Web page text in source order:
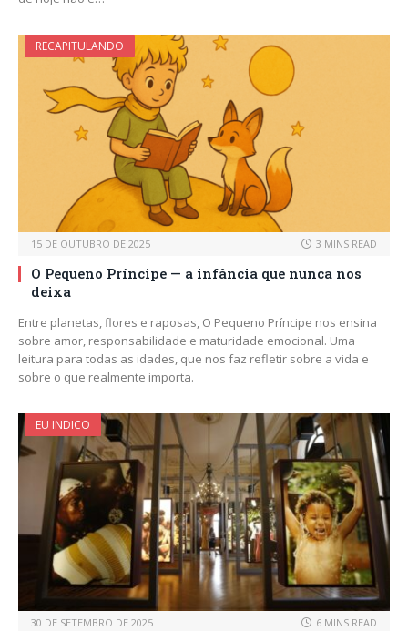
RECAPITULANDO
15 DE OUTUBRO DE 2025 3 MINS READ
O Pequeno Príncipe — a infância que nunca nos
deixa
Entre planetas, flores e raposas, O Pequeno Príncipe nos ensina
sobre amor, responsabilidade e maturidade emocional. Uma
leitura para todas as idades, que nos faz refletir sobre a vida e
sobre o que realmente importa.
EU INDICO
30 DE SETEMBRO DE 2025 6 MINS READ